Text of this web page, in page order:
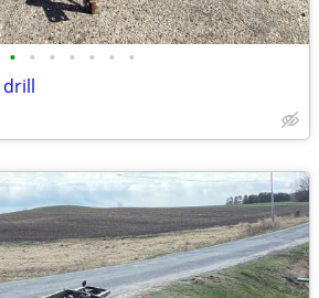
• • • • • • •
drill